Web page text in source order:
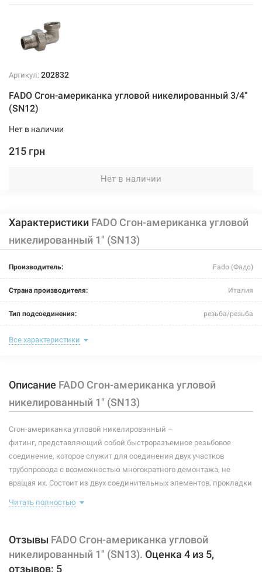
Артикул: 202832
FADO Сгон-американка угловой никелированный 3/4"
(SN12)
Нет в наличии
215 грн
Нет в наличии
Характеристики FADO Сгон-американка угловой
никелированный 1" (SN13)
Производитель: Fado (Фадо)
Страна производителя: Италия
Тип подсоединения: резьба/резьба
Номинальное давление:
Рабочая среда: жидкая неагрессивная, газообразная неагрессивная
Материал корпуса:
Размер:
Тип резьбы: наружная/внутренняя
Материал уплотнителей:
Все характеристики
Описание FADO Сгон-американка угловой
никелированный 1" (SN13)
Сгон-американка угловой никелированный –
фитинг, представляющий собой быстроразъемное резьбовое
соединение, которое служит для соединения двух участков
трубопровода с возможностью многократного демонтажа, не
вращая их. Состоит из двух соединительных элементов, прокладки
сгона сделанного из стали, но его возможности намного
меньше подвержено окислению и сохраняет привлекательный
вид длительный период эксплуатации.
Читать полностью
Отзывы FADO Сгон-американка угловой
никелированный 1" (SN13). Оценка 4 из 5,
отзывов: 5